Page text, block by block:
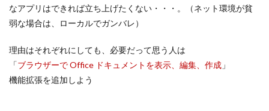
なアプリはできれば立ち上げたくない・・・。（ネット環境が貧
弱な場合は、ローカルでガンバレ）
理由はそれぞれにしても、必要だって思う人は
「ブラウザーで Office ドキュメントを表示、編集、作成 」
機能拡張を追加しよう